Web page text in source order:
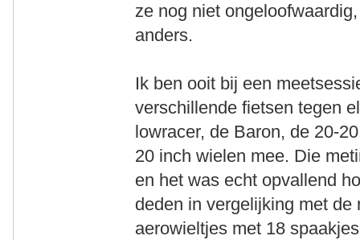
ze nog niet
anders.
Ik ben ooit bij een
verschillende fietsen tegen
lowracer, de Baron, de 20-
20 inch wielen mee. Die
en het was echt opvallend
deden in vergelijking met
aerowieltjes met 18